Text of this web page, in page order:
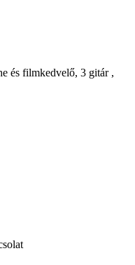
és filmkedvelő, 3 gitár ,